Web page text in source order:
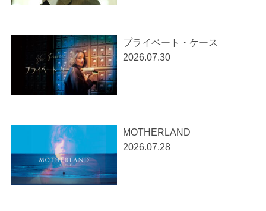
プライベート・ケース
2026.07.30
MOTHERLAND
2026.07.28